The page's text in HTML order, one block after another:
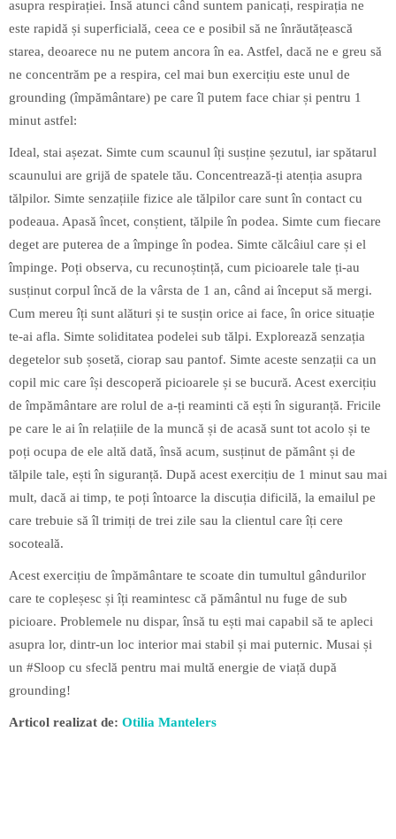
asupra respirației. Însă atunci când suntem panicați, respirația ne
este rapidă și superficială, ceea ce e posibil să ne înrăutățească
starea, deoarece nu ne putem ancora în ea. Astfel, dacă ne e greu să
ne concentrăm pe a respira, cel mai bun exercițiu este unul de
grounding (împământare) pe care îl putem face chiar și pentru 1
minut astfel:
Ideal, stai așezat. Simte cum scaunul îți susține șezutul, iar spătarul
scaunului are grijă de spatele tău. Concentrează-ți atenția asupra
tălpilor. Simte senzațiile fizice ale tălpilor care sunt în contact cu
podeaua. Apasă încet, conștient, tălpile în podea. Simte cum fiecare
deget are puterea de a împinge în podea. Simte călcâiul care și el
împinge. Poți observa, cu recunoștință, cum picioarele tale ți-au
susținut corpul încă de la vârsta de 1 an, când ai început să mergi.
Cum mereu îți sunt alături și te susțin orice ai face, în orice situație
te-ai afla. Simte soliditatea podelei sub tălpi. Explorează senzația
degetelor sub șosetă, ciorap sau pantof. Simte aceste senzații ca un
copil mic care își descoperă picioarele și se bucură. Acest exercițiu
de împământare are rolul de a-ți reaminti că ești în siguranță. Fricile
pe care le ai în relațiile de la muncă și de acasă sunt tot acolo și te
poți ocupa de ele altă dată, însă acum, susținut de pământ și de
tălpile tale, ești în siguranță. După acest exercițiu de 1 minut sau mai
mult, dacă ai timp, te poți întoarce la discuția dificilă, la emailul pe
care trebuie să îl trimiți de trei zile sau la clientul care îți cere
socoteală.
Acest exercițiu de împământare te scoate din tumultul gândurilor
care te copleșesc și îți reamintesc că pământul nu fuge de sub
picioare. Problemele nu dispar, însă tu ești mai capabil să te apleci
asupra lor, dintr-un loc interior mai stabil și mai puternic. Musai și
un #Sloop cu sfeclă pentru mai multă energie de viață după
grounding!
Articol realizat de: Otilia Mantelers